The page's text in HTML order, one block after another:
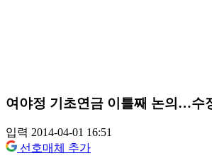
여야정 기초연금 이틀째 논의…수
입력 2014-04-01 16:51
선호매체 추가